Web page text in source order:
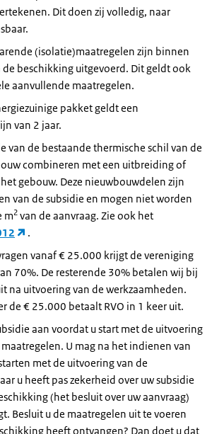
Dit doen zij volledig, naar
(isolatie)maatregelen zijn binnen
beschikking uitgevoerd. Dit geldt ook
aanvullende maatregelen.
pakket geldt een
van 2 jaar.
van de bestaande thermische schil van de
combineren met een uitbreiding of
gebouw. Deze nieuwbouwdelen zijn
van de subsidie en mogen niet worden
m2 van de aanvraag. Zie ook het
.
vanaf € 25.000 krijgt de vereniging
70%. De resterende 30% betalen wij bij
na uitvoering van de werkzaamheden.
de € 25.000 betaalt RVO in 1 keer uit.
aan voordat u start met de uitvoering
U mag na het indienen van
met de uitvoering van de
u heeft pas zekerheid over uw subsidie
(het besluit over uw aanvraag)
Besluit u de maatregelen uit te voeren
heeft ontvangen? Dan doet u dat